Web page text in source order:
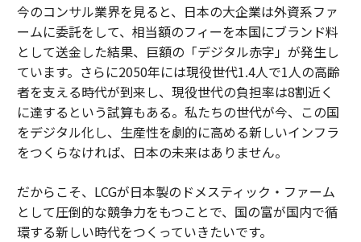
今のコンサル業界を見ると、日本の大企業は外資系ファ
ームに委託をして、相当額のフィーを本国にブランド料
として送金した結果、巨額の「デジタル赤字」が発生し
ています。さらに2050年には現役世代1.4人で1人の高齢
者を支える時代が到来し、現役世代の負担率は8割近く
に達するという試算もある。私たちの世代が今、この国
をデジタル化し、生産性を劇的に高める新しいインフラ
をつくらなければ、日本の未来はありません。
だからこそ、LCGが日本製のドメスティック・ファーム
として圧倒的な競争力をもつことで、国の富が国内で循
環する新しい時代をつくっていきたいです。